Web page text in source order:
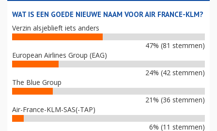
WAT IS EEN GOEDE NIEUWE NAAM VOOR AIR FRANCE-KLM?
Verzin alsjeblieft iets anders
47% (81 stemmen)
European Airlines Group (EAG)
24% (42 stemmen)
The Blue Group
21% (36 stemmen)
Air-France-KLM-SAS(-TAP)
6% (11 stemmen)